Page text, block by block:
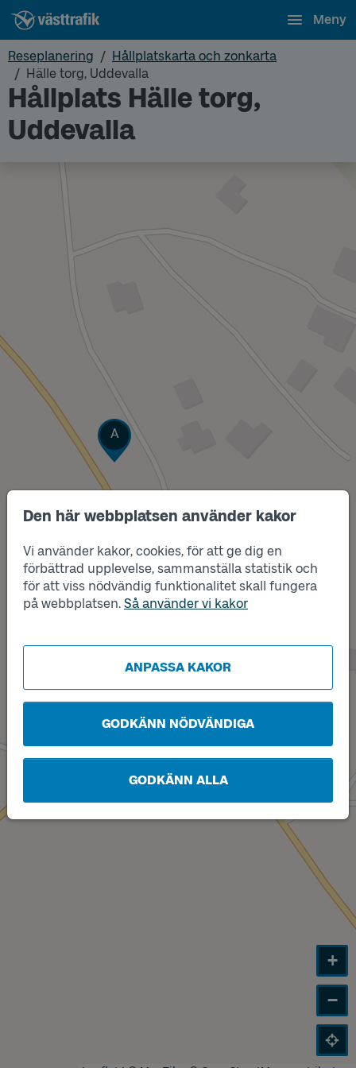
Den här webbplatsen använder kakor
Vi använder kakor, cookies, för att ge dig en
förbättrad upplevelse, sammanställa statistik och
för att viss nödvändig funktionalitet skall fungera
på webbplatsen. Så använder vi kakor
ANPASSA KAKOR
GODKÄNN NÖDVÄNDIGA
GODKÄNN ALLA
Meny
Reseplanering
Hållplatskarta och zonkarta
Hälle torg, Uddevalla
Hållplats Hälle torg,
Uddevalla
Läge
A
Läge
B
+
−